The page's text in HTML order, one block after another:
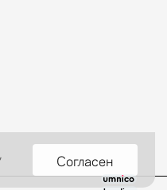
Согласен